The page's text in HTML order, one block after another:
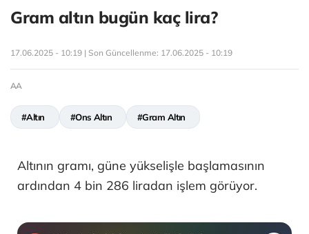
Gram altın bugün kaç lira?
17.06.2025 - 10:19 | Son Güncellenme: 17.06.2025 - 10:19
AA
#Altın #Ons Altın #Gram Altın
Altının gramı, güne yükselişle başlamasının
ardından 4 bin 286 liradan işlem görüyor.